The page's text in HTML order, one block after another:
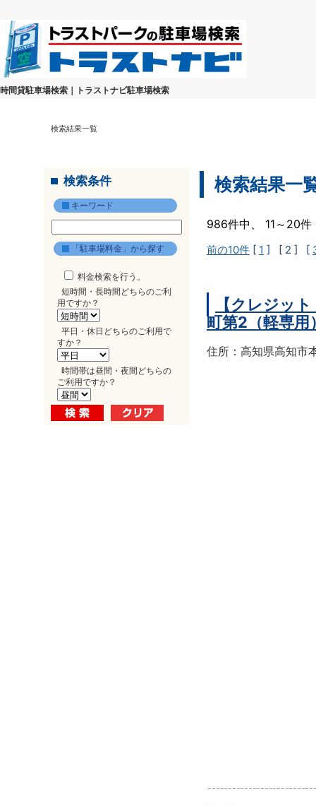
時間貸駐車場検索｜トラストナビ駐車場検索
検索結果一覧
検索条件
キーワード
「駐車場料金」から探す
料金検索を行う。
短時間・長時間どちらのご利
用ですか？
平日・休日どちらのご利用で
すか？
時間帯は昼間・夜間どちらの
ご利用ですか？
検索結果一
986件中、 11～20
前の10件 [ 1 ] [ 2 ] [
【クレジッ
町第2（軽専用
住所：高知県高知市